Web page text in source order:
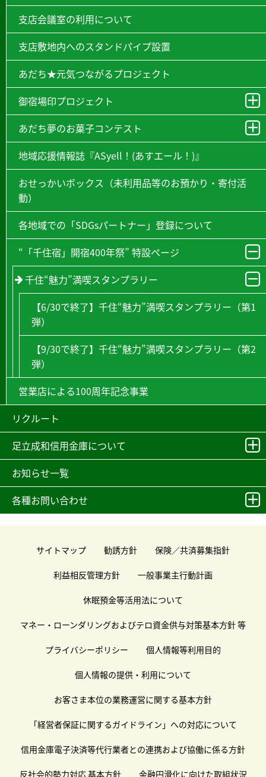
支店会議室の利用について
支店敷地内へのスタンドパイプ設置
あだち★元気つながるプロジェクト
御宿場印プロジェクト
あだち夢のお菓子コンテスト
地域応援情報誌『ASyell！(あすエール！)』
おせっかいボックス（未利用品等のお預かり・寄付活
動）
各地域での「SDGsパートナー」登録について
“「千住宿」開宿400年祭” 特設ページ
千住“魅力”満喫スタンプラリー
【6/30で終了】千住“魅力”満喫スタンプラリー（第1
弾）
【9/30で終了】千住“魅力”満喫スタンプラリー（第2
弾）
営業店による100周年記念事業
リクルート
足立成和信用金庫について
お知らせ一覧
各種お問い合わせ
サイトマップ 勧誘方針 保険／共済募集指針
利益相反管理方針 一般事業主行動計画
休眠預金等活用法について
マネー・ローンダリングおよびテロ資金供与対策基本方針 等
プライバシーポリシー 個人情報等利用目的
個人情報の提供・利用について
お客さま本位の業務運営に関する基本方針
「経営者保証に関するガイドライン」への対応について
信用金庫電子決済等代行業者との連携および協働に係る方針
反社会的勢力対応 基本方針 金融円滑化に向けた取組状況